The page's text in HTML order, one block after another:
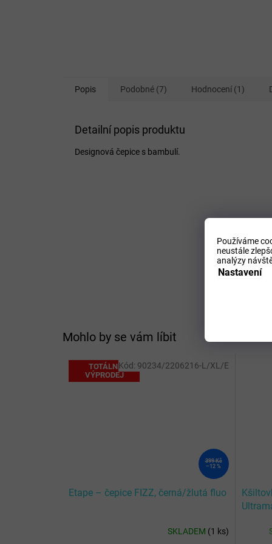
Používáme
neustále
analýzy
Nastavení
Mohlo by se vám líbit
TOTÁLNÍ
VÝPRODEJ
399 Kč
–12 %
Etape – čepice FIZZ, černá/žlutá fluo
SKLADEM (1 ks)
Kód: 90234/2206216-L/XL/E
Popis Podobné (7) Hodnocení (1)
Detailní popis produktu
Designová čepice s bambulí.